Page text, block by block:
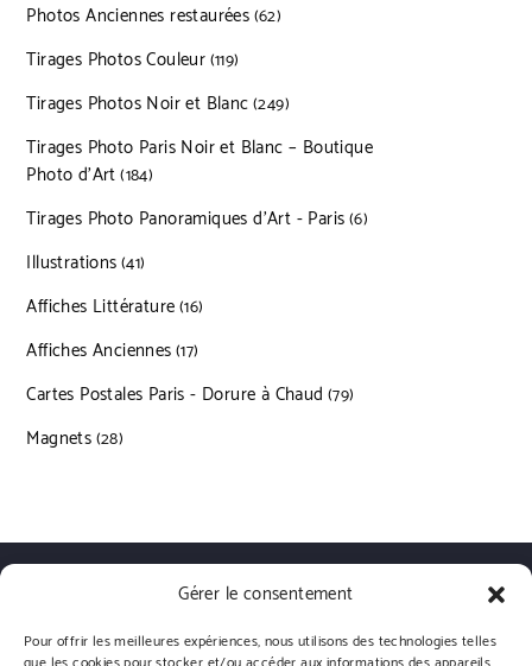
Gérer le consentement
Pour offrir les meilleures expériences, nous utilisons des technologies telles
Photos Anciennes restaurées 6262 produits
Tirages Photos Couleur 119119 produits
Tirages Photos Noir et Blanc 249249 produits
Tirages Photo Paris Noir et Blanc – Boutique
Photo d’Art 184184 produits
Tirages Photo Panoramiques d’Art - Paris 66 produits
Illustrations 4141 produits
Affiches Littérature 1616 produits
Affiches Anciennes 1717 produits
Cartes Postales Paris - Dorure à Chaud 7979 produits
Magnets 2828 produits
Livraisons Conditions générales de vente
Politique de confidentialité
Politique de cookies (UE)